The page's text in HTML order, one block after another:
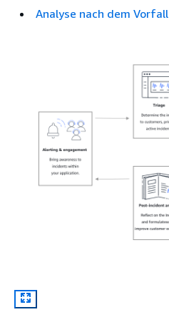
Analyse nach dem Vorfall